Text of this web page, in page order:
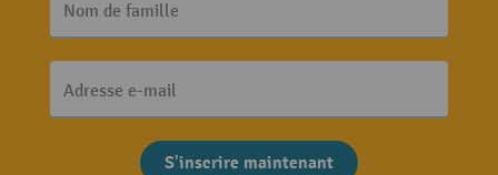
Nom de famille
Adresse e-mail
S'inscrire maintenant